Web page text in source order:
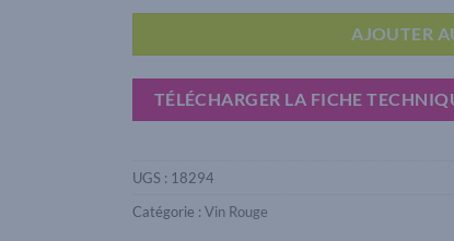
AJOUTER
TÉLÉCHARGER LA FICHE
UGS : 18294
Catégorie : Vin Rouge